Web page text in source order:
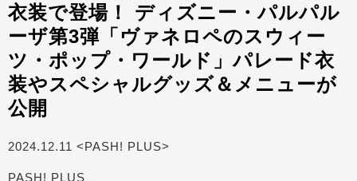
衣装で登場！ ディズニー・パルパル
ーザ第3弾「ヴァネロペのスウィー
ツ・ポップ・ワールド」パレード衣
装やスペシャルグッズ＆メニューが
公開
2024.12.11 <PASH! PLUS>
PASH! PLUS